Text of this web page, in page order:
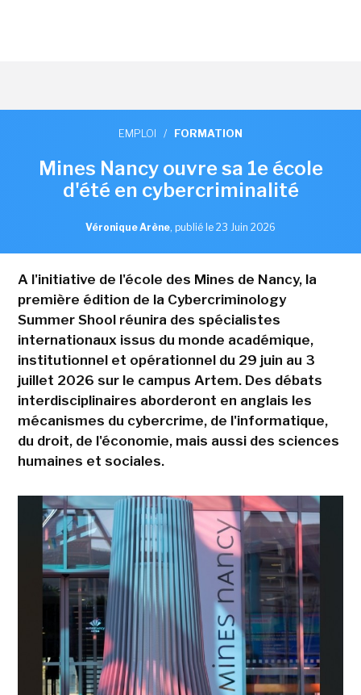
EMPLOI / FORMATION
Mines Nancy ouvre sa 1e école
d'été en cybercriminalité
Véronique Arène, publié le 23 Juin 2026
A l'initiative de l'école des Mines de Nancy, la
première édition de la Cybercriminology
Summer Shool réunira des spécialistes
internationaux issus du monde académique,
institutionnel et opérationnel du 29 juin au 3
juillet 2026 sur le campus Artem. Des débats
interdisciplinaires aborderont en anglais les
mécanismes du cybercrime, de l'informatique,
du droit, de l'économie, mais aussi des sciences
humaines et sociales.